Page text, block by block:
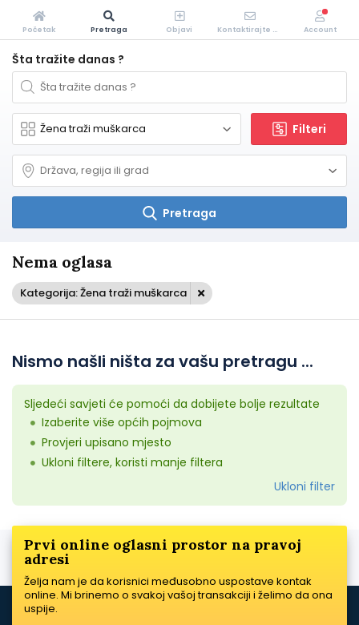
Šta tražite danas ?
Filteri
Pretraga
Nema oglasa
Kategorija: Žena traži muškarca
Nismo našli ništa za vašu pretragu ...
Sljedeći savjeti će pomoći da dobijete bolje rezultate
Izaberite više općih pojmova
Provjeri upisano mjesto
Ukloni filtere, koristi manje filtera
Ukloni filter
Prvi online oglasni prostor na pravoj
adresi
Želja nam je da korisnici međusobno uspostave kontak
online. Mi brinemo o svakoj vašoj transakciji i želimo da ona
uspije.
Početak Pretraga Objavi Kontaktirajte Nas Account